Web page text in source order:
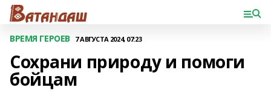
ВРЕМЯ ГЕРОЕВ 7 АВГУСТА 2024, 07:23
Сохрани природу и помоги
бойцам